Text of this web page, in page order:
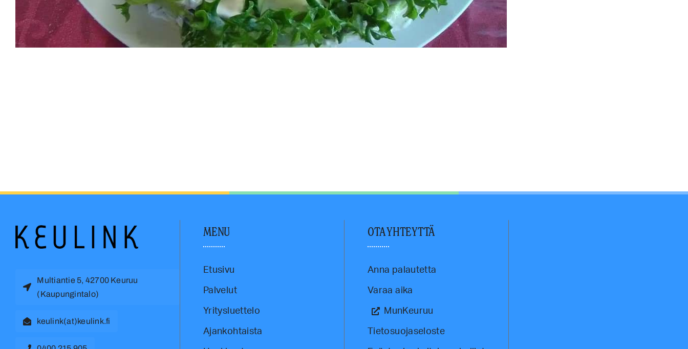
Multiantie 5, 42700 Keuruu
(Kaupungintalo)
keulink(at)keulink.fi
MENU
Etusivu
Palvelut
Yritysluettelo
Ajankohtaista
OTA YHTEYTTÄ
Anna palautetta
Varaa aika
MunKeuruu
Tietosuojaseloste